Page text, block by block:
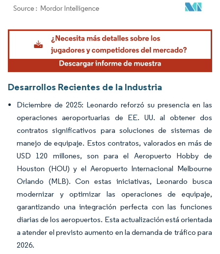
Imagen © Mordor Intelligence. El uso requiere atribución según CC BY 4.0.
Desarrollos Recientes de la Industria
Diciembre de 2025: Leonardo reforzó su presencia en las
operaciones aeroportuarias de EE. UU. al obtener dos
contratos significativos para soluciones de sistemas de
manejo de equipaje. Estos contratos, valorados en más de
USD 120 millones, son para el Aeropuerto Hobby de
Houston (HOU) y el Aeropuerto Internacional Melbourne
Orlando (MLB). Con estas iniciativas, Leonardo busca
modernizar y optimizar las operaciones de equipaje,
garantizando una integración perfecta con las funciones
diarias de los aeropuertos. Esta actualización está orientada
a atender el previsto aumento en la demanda de tráfico para
2026.